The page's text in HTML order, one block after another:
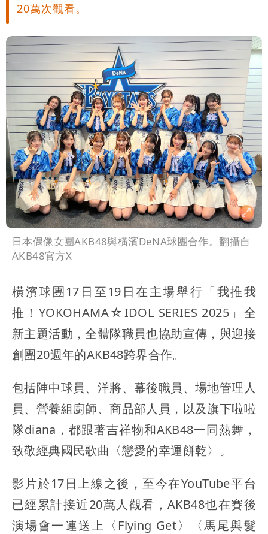
內容讓人看傻
白海豚明恐海警！全台大雨3天「這區下
到紫爆」
白海豚暴風侵襲率曝光！北北基破4成
馬祖60%最高
20萬次觀看。
日本偶像女團AKB48與橫濱DeNA球團合作。翻攝自
AKB48官方X
橫濱球團17日至19日在主場舉行「我推我
推！YOKOHAMA☆IDOL SERIES 2025」全
新主題活動，全體隊職員也協助宣傳，與迎接
創團20週年的AKB48跨界合作。
包括陣中球員、洋將、幕後職員、場地管理人
員、營養組廚師、商品部人員，以及旗下啦啦
隊diana，都跟著吉祥物和AKB48一同熱舞，
致敬經典國民歌曲〈戀愛的幸運餅乾〉。
影片於17日上線之後，至今在YouTube平台
已經累計接近20萬人觀看，AKB48也在賽後
演場會一連送上〈Flying Get〉〈馬尾與髮